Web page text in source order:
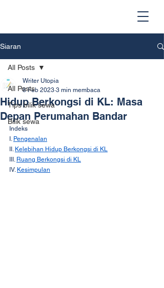
Siaran
All Posts
Tips bilik sewa
Bilik sewa
All Posts
Hidup Berkongsi di KL: Masa
Depan Perumahan Bandar
Writer Utopia
8 Feb 2023 3 min membaca
Indeks
I. Pengenalan
II. Kelebihan Hidup Berkongsi di KL
III. Ruang Berkongsi di KL
IV. Kesimpulan